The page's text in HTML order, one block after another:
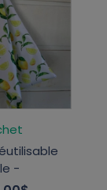
-